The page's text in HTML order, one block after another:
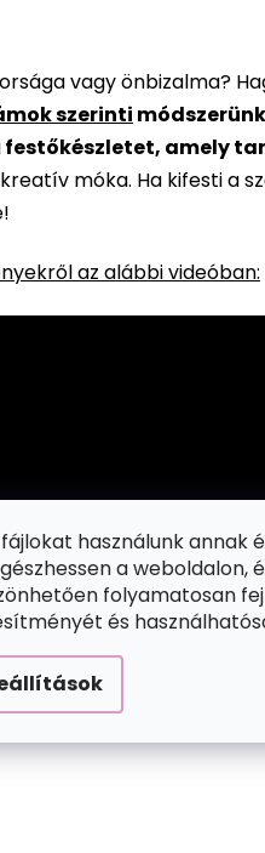
használunk annak
a weboldalon,
folyamatosan
és
vagy önbizalma?
szerinti
festőkészletet, amely
móka. Ha kifesti a
az alábbi videóban: